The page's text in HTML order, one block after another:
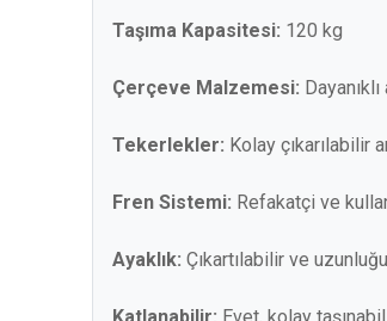
Taşıma Kapasitesi: 120 kg
Çerçeve Malzemesi:
Tekerlekler: Kolay çıkarılabilir
Fren Sistemi: Refakatçi ve
Ayaklık: Çıkartılabilir ve